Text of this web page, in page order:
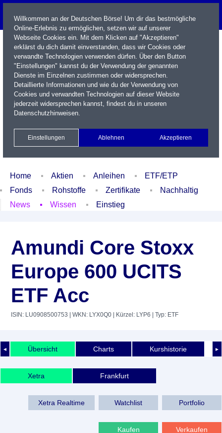
Name / WKN / ISIN / Kürzel
Xetra Realtime
Watchlist Portfolio Login
Home Aktien Anleihen
ETF/ETP
Fonds
Rohstoffe Zertifikate
Nachhaltig
News
Wissen Einstieg
Amundi Core Stoxx
Europe 600 UCITS
ETF Acc
ISIN: LU0908500753 | WKN: LYX0Q0 | Kürzel: LYP6 | Typ: ETF
◄ ►
Übersicht Charts Kurshistorie
Xetra Frankfurt
Xetra Realtime Watchlist Portfolio
Kaufen Verkaufen
Willkommen an der Deutschen Börse! Um dir das bestmögliche
Online-Erlebnis zu ermöglichen, setzen wir auf unserer
Webseite Cookies ein. Mit dem Klicken auf "Akzeptieren"
erklärst du dich damit einverstanden, dass wir Cookies oder
verwandte Technologien verwenden dürfen. Über den Button
"Einstellungen" kannst du der Verwendung der genannten
Dienste im Einzelnen zustimmen oder widersprechen.
Detaillierte Informationen und wie du der Verwendung von
Cookies und verwandten Technologien auf dieser Website
jederzeit widersprechen kannst, findest du in unseren
Datenschutzhinweisen.
Einstellungen Ablehnen Akzeptieren